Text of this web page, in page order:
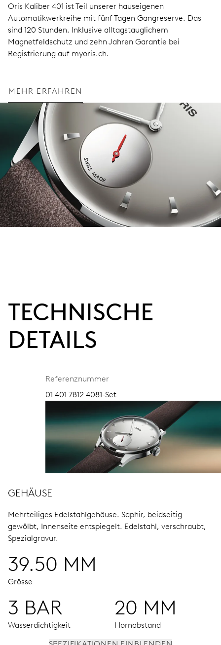
Oris Kaliber 401 ist Teil unserer hauseigenen
Automatikwerkreihe mit fünf Tagen Gangreserve. Das
sind 120 Stunden. Inklusive alltagstauglichem
Magnetfeldschutz und zehn Jahren Garantie bei
Registrierung auf myoris.ch.
MEHR ERFAHREN
TECHNISCHE
DETAILS
Referenznummer
01 401 7812 4081-Set
GEHÄUSE
Mehrteiliges Edelstahlgehäuse. Saphir, beidseitig
gewölbt, Innenseite entspiegelt. Edelstahl, verschraubt,
Spezialgravur.
39.50 MM
Grösse
3 BAR
Wasserdichtigkeit
20 MM
Hornabstand